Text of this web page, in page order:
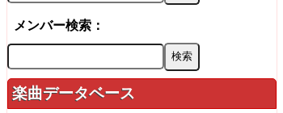
メンバー検索：
楽曲データベース